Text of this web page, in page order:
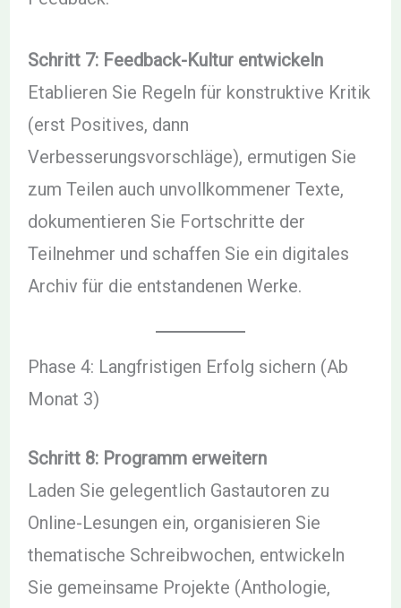
Schritt 7: Feedback-Kultur entwickeln
Etablieren Sie Regeln für konstruktive Kritik
(erst Positives, dann
Verbesserungsvorschläge), ermutigen Sie
zum Teilen auch unvollkommener Texte,
dokumentieren Sie Fortschritte der
Teilnehmer und schaffen Sie ein digitales
Archiv für die entstandenen Werke.
Phase 4: Langfristigen Erfolg sichern (Ab
Monat 3)
Schritt 8: Programm erweitern
Laden Sie gelegentlich Gastautoren zu
Online-Lesungen ein, organisieren Sie
thematische Schreibwochen, entwickeln
Sie gemeinsame Projekte (Anthologie,